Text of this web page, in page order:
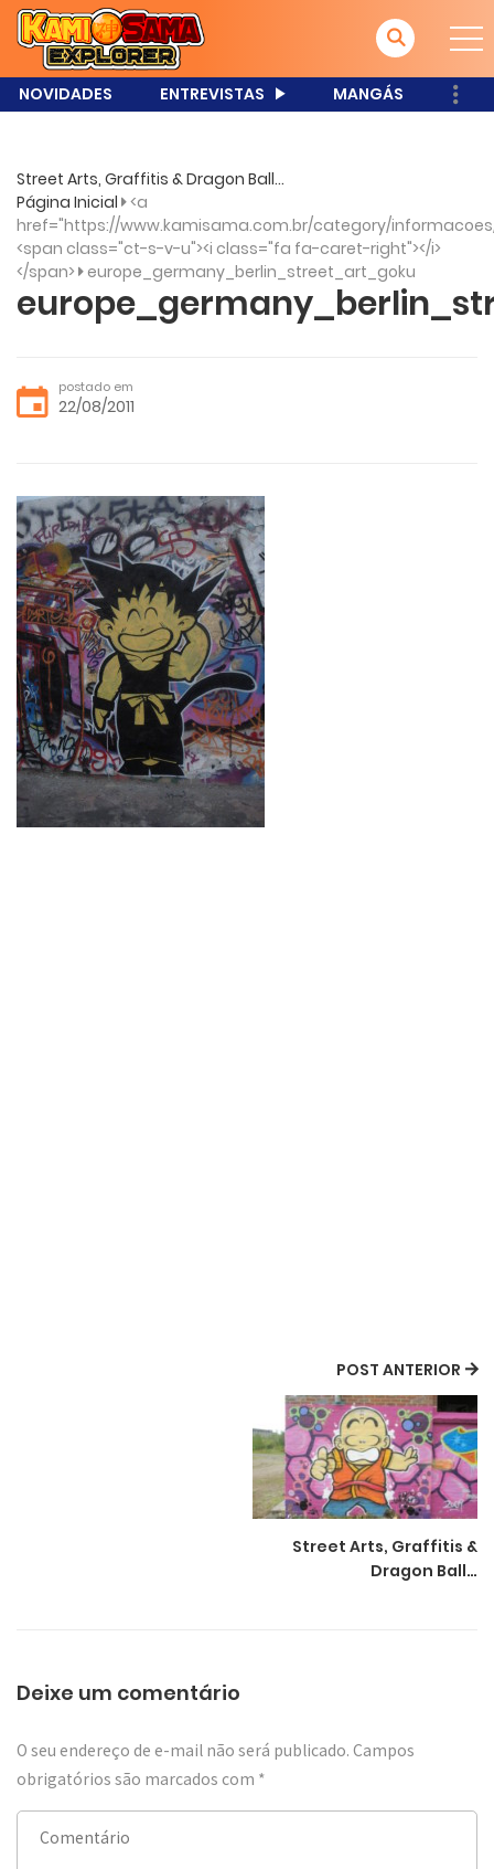
NOVIDADES ENTREVISTAS MANGÁS
Street Arts, Graffitis & Dragon Ball...
Página Inicial <a
href="https://www.kamisama.com.br/category/informacoes/
<span class="ct-s-v-u"><i class="fa fa-caret-right"></i>
</span> europe_germany_berlin_street_art_goku
postado em
22/08/2011
POST ANTERIOR
Street Arts, Graffitis &
Dragon Ball…
Deixe um comentário
O seu endereço de e-mail não será publicado. Campos
obrigatórios são marcados com *